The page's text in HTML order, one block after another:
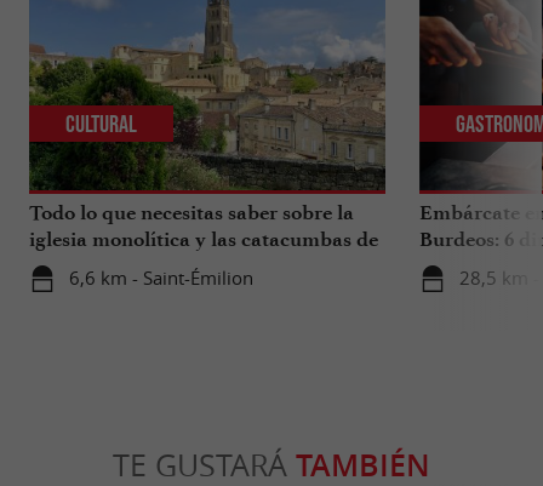
Todo lo que necesitas saber sobre la
iglesia monolítica y las catacumbas de
Saint-Émilion.
6,6 km - Saint-Émilion
Cultural
Embárcate
Burdeos: 6
28,5 km
TE GUSTARÁ TAMBIÉN